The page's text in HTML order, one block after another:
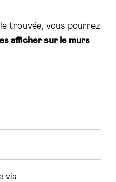
trouvée, vous pourrez
afficher sur le murs
via